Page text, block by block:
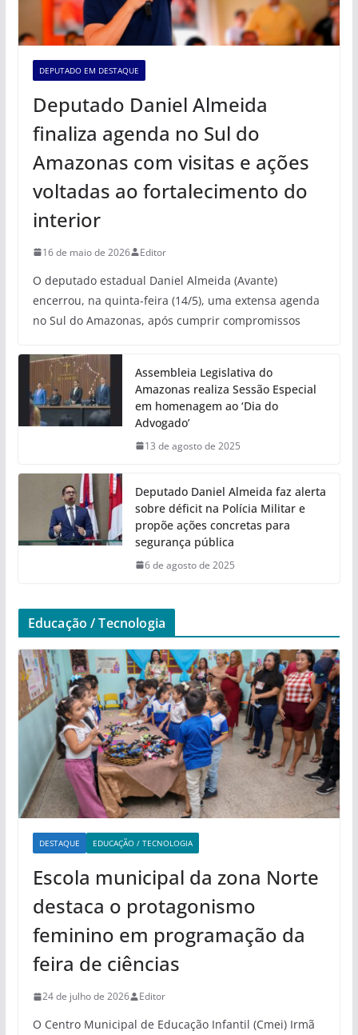
DEPUTADO EM DESTAQUE
Deputado Daniel Almeida
finaliza agenda no Sul do
Amazonas com visitas e ações
voltadas ao fortalecimento do
interior
16 de maio de 2026 Editor
O deputado estadual Daniel Almeida (Avante)
encerrou, na quinta-feira (14/5), uma extensa agenda
no Sul do Amazonas, após cumprir compromissos
Assembleia Legislativa do
Amazonas realiza Sessão Especial
em homenagem ao ‘Dia do
Advogado’
13 de agosto de 2025
Deputado Daniel Almeida faz alerta
sobre déficit na Polícia Militar e
propõe ações concretas para
segurança pública
6 de agosto de 2025
Educação / Tecnologia
DESTAQUE EDUCAÇÃO / TECNOLOGIA
Escola municipal da zona Norte
destaca o protagonismo
feminino em programação da
feira de ciências
24 de julho de 2026 Editor
O Centro Municipal de Educação Infantil (Cmei) Irmã